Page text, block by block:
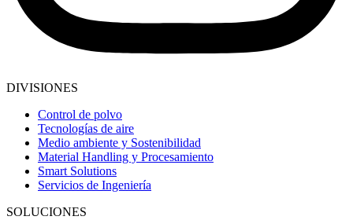
DIVISIONES
Control de polvo
Tecnologías de aire
Medio ambiente y Sostenibilidad
Material Handling y Procesamiento
Smart Solutions
Servicios de Ingeniería
SOLUCIONES